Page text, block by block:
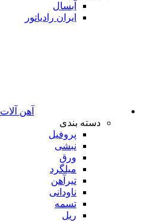
آبسال
ایران رادیاتور
آهن آلات
دسته بندی
پروفیل
نبشی
ورق
میلگرد
تیرآهن
ناودانی
تسمه
ریل